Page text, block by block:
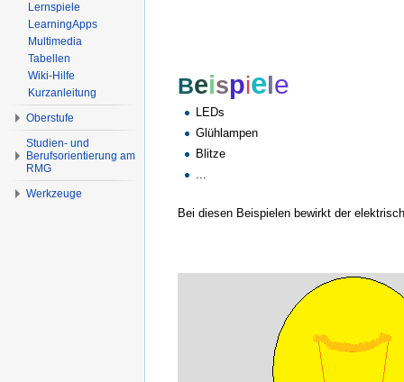
Beispiele
LEDs
Glühlampen
Blitze
Bei diesen Beispielen bewirkt der
Lernspiele
LearningApps
Multimedia
Tabellen
Wiki-Hilfe
Kurzanleitung
Oberstufe
Studien- und
Berufsorientierung am
RMG
Werkzeuge